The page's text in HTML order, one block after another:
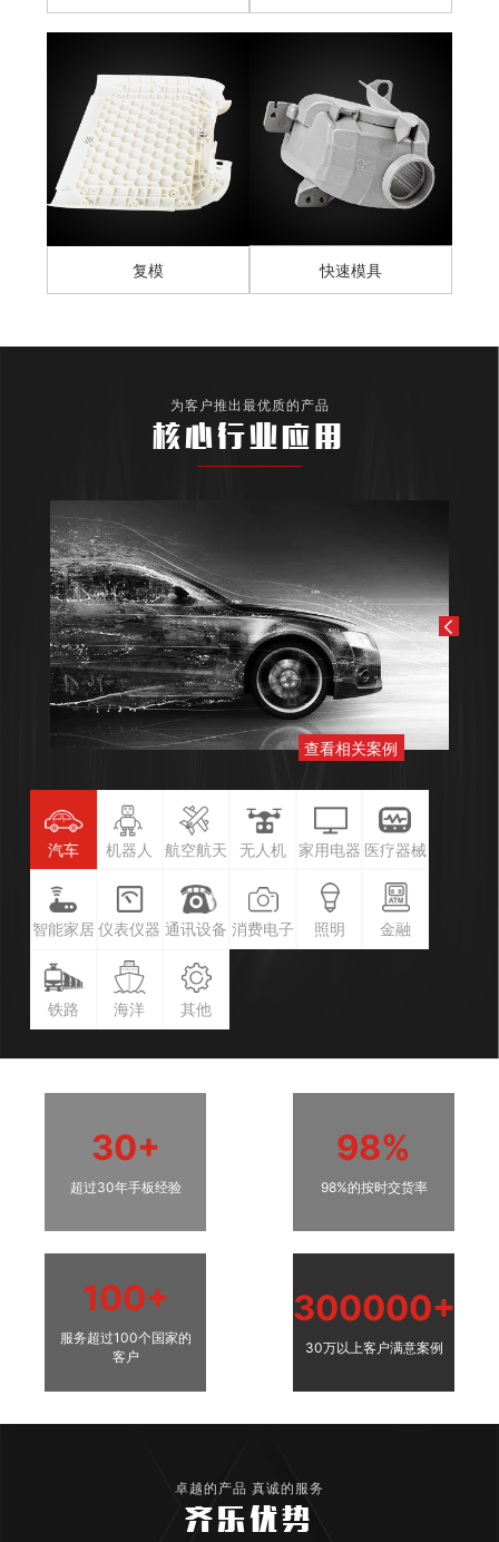
复模 快速模具
为客户推出最优质的产品
核心行业应用
查看相关案例
汽车 机器人 航空航天 无人机 家用电器 医疗器械
智能家居 仪表仪器 通讯设备 消费电子 照明 金融
铁路 海洋 其他
30+
超过30年手板经验
98%
98%的按时交货率
100+
服务超过100个国家的
客户
300000+
30万以上客户满意案例
卓越的产品 真诚的服务
齐乐优势